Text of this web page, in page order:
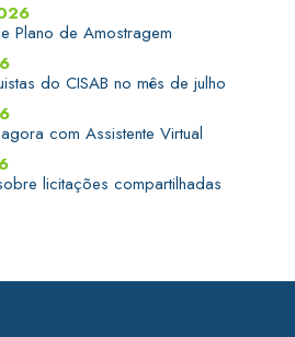
Plano de Amostragem
do CISAB no mês de julho
com Assistente Virtual
licitações compartilhadas